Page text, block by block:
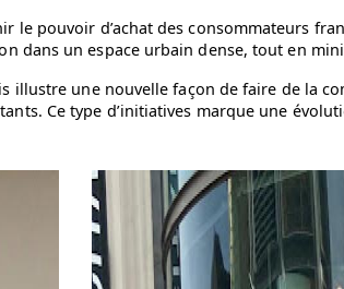
pouvoir d’achat des consommateurs
dans un espace urbain dense, tout en
illustre une nouvelle façon de faire de la
Ce type d’initiatives marque une